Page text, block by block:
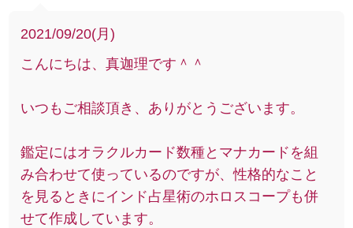
2021/09/20(月)
こんにちは、真迦理です＾＾
いつもご相談頂き、ありがとうございます。
鑑定にはオラクルカード数種とマナカードを組
み合わせて使っているのですが、性格的なこと
を見るときにインド占星術のホロスコープも併
せて作成しています。